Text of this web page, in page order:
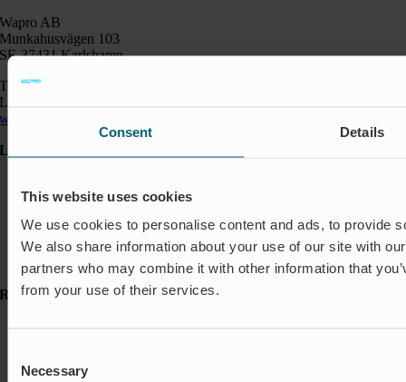
Consent Details
This website uses cookies
We use cookies to personalise content and ads, to provide
We also share information about your use of our site with
partners who may combine it with other information that
from your use of their services.
Selection
Necessary
Wapro AB
Munkahusvägen 103
SE-37431 Karlshamn
Telefon: +46 454 185 10
Logistik: +46 72 559 94 27
wapro@wapro.com
Lösningar
Akvakultur
Flödesreglering
Insekter & Odör
Översvämningsskydd
Resurser
Nyheter